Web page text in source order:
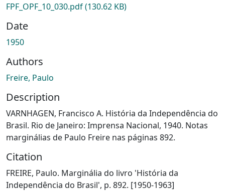
FPF_OPF_10_030.pdf(130.62 KB)
Date
1950
Authors
Freire, Paulo
Description
VARNHAGEN, Francisco A. História da Independência do
Brasil. Rio de Janeiro: Imprensa Nacional, 1940. Notas
marginálias de Paulo Freire nas páginas 892.
Citation
FREIRE, Paulo. Marginália do livro 'História da
Independência do Brasil', p. 892. [1950-1963]